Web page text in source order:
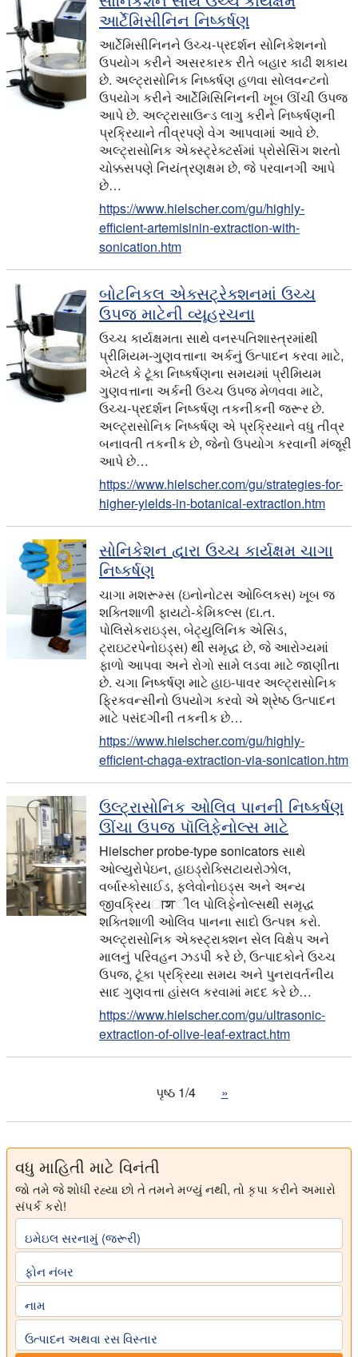
આર્ટેમિસીનિન નિષ્કર્ષણ
આર્ટેમિસીનિનને ઉચ્ચ-પ્રદર્શન સોનિકેશનનો
ઉપયોગ કરીને અસરકારક રીતે બહાર કાઢી શકાય
છે. અલ્ટ્રાસોનિક નિષ્કર્ષણ હળવા સોલવન્ટનો
ઉપયોગ કરીને આર્ટેમિસિનિનની ખૂબ ઊંચી ઉપજ
આપે છે. અલ્ટ્રાસાઉન્ડ લાગુ કરીને નિષ્કર્ષણની
પ્રક્રિયાને તીવ્રપણે વેગ આપવામાં આવે છે.
અલ્ટ્રાસોનિક એક્સ્ટ્રેક્ટર્સમાં પ્રોસેસિંગ શરતો
ચોક્કસપણે નિયંત્રણક્ષમ છે, જે પરવાનગી આપે
છે…
https://www.hielscher.com/gu/highly-
efficient-artemisinin-extraction-with-
sonication.htm
બોટનિકલ એક્સટ્રેક્શનમાં ઉચ્ચ
ઉપજ માટેની વ્યૂહરચના
ઉચ્ચ કાર્યક્ષમતા સાથે વનસ્પતિશાસ્ત્રમાંથી
પ્રીમિયમ-ગુણવત્તાના અર્કનું ઉત્પાદન કરવા માટે,
એટલે કે ટૂંકા નિષ્કર્ષણના સમયમાં પ્રીમિયમ
ગુણવત્તાના અર્કની ઉચ્ચ ઉપજ મેળવવા માટે,
ઉચ્ચ-પ્રદર્શન નિષ્કર્ષણ તકનીકની જરૂર છે.
અલ્ટ્રાસોનિક નિષ્કર્ષણ એ પ્રક્રિયાને વધુ તીવ્ર
બનાવતી તકનીક છે, જેનો ઉપયોગ કરવાની મંજૂરી
આપે છે…
https://www.hielscher.com/gu/strategies-for-
higher-yields-in-botanical-extraction.htm
સોનિકેશન દ્વારા ઉચ્ચ કાર્યક્ષમ ચાગા
નિષ્કર્ષણ
ચાગા મશરૂમ્સ (ઇનોનોટસ ઓબ્લિકસ) ખૂબ જ
શક્તિશાળી ફાયટો-કેમિકલ્સ (દા.ત.
પોલિસેકરાઇડ્સ, બેટ્યુલિનિક એસિડ,
ટ્રાઇટરપેનોઇડ્સ) થી સમૃદ્ધ છે, જે આરોગ્યમાં
ફાળો આપવા અને રોગો સામે લડવા માટે જાણીતા
છે. ચગા નિષ્કર્ષણ માટે હાઇ-પાવર અલ્ટ્રાસોનિક
ફ્રિકવન્સીનો ઉપયોગ કરવો એ શ્રેષ્ઠ ઉત્પાદન
માટે પસંદગીની તકનીક છે…
https://www.hielscher.com/gu/highly-
efficient-chaga-extraction-via-sonication.htm
ઉલ્ટ્રાસોનિક ઓલિવ પાનની નિષ્કર્ષણ
ઊંચા ઉપજ પૉલિફેનોલ્સ માટે
Hielscher probe-type sonicators સાથે
ઓલ્યુરોપેઇન, હાઇડ્રોક્સિટાયરોઝોલ,
વર્બાસ્કોસાઈડ, ફ્લેવોનોઇડ્સ અને અન્ય
જીવક્રિયाशીલ પોલિફેનોલ્સથી સમૃદ્ધ
શક્તિશાળી ઓલિવ પાનના સાદો ઉત્પન્ન કરો.
અલ્ટ્રાસોનિક એક્સ્ટ્રાક્શન સેલ વિક્ષેપ અને
માલનું પરિવહન ઝડપી કરે છે, ઉત્પાદકોને ઉચ્ચ
ઉપજ, ટૂંકા પ્રક્રિયા સમય અને પુનરાવર્તનીય
સાદ ગુણવત્તા હાંસલ કરવામાં મદદ કરે છે…
https://www.hielscher.com/gu/ultrasonic-
extraction-of-olive-leaf-extract.htm
પૃષ્ઠ 1/4 »
વધુ માહિતી માટે વિનંતી
જો તમે જે શોધી રહ્યા છો તે તમને મળ્યું નથી, તો કૃપા કરીને અમારો
સંપર્ક કરો!
ઇમેઇલ સરનામું (જરૂરી)
ફોન નંબર
નામ
ઉત્પાદન અથવા રસ વિસ્તાર